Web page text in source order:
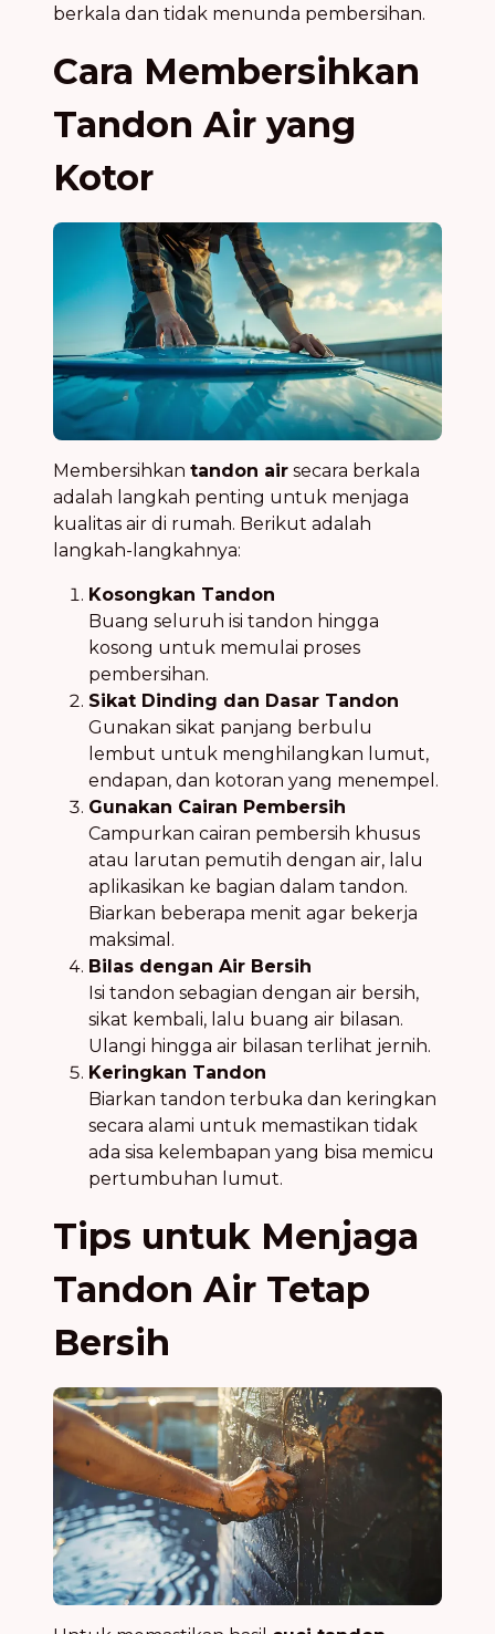
berkala dan tidak menunda pembersihan.
Cara Membersihkan
Tandon Air yang
Kotor
Membersihkan tandon air secara berkala
adalah langkah penting untuk menjaga
kualitas air di rumah. Berikut adalah
langkah-langkahnya:
Kosongkan Tandon
Buang seluruh isi tandon hingga
kosong untuk memulai proses
pembersihan.
Sikat Dinding dan Dasar Tandon
Gunakan sikat panjang berbulu
lembut untuk menghilangkan lumut,
endapan, dan kotoran yang menempel.
Gunakan Cairan Pembersih
Campurkan cairan pembersih khusus
atau larutan pemutih dengan air, lalu
aplikasikan ke bagian dalam tandon.
Biarkan beberapa menit agar bekerja
maksimal.
Bilas dengan Air Bersih
Isi tandon sebagian dengan air bersih,
sikat kembali, lalu buang air bilasan.
Ulangi hingga air bilasan terlihat jernih.
Keringkan Tandon
Biarkan tandon terbuka dan keringkan
secara alami untuk memastikan tidak
ada sisa kelembapan yang bisa memicu
pertumbuhan lumut.
Tips untuk Menjaga
Tandon Air Tetap
Bersih